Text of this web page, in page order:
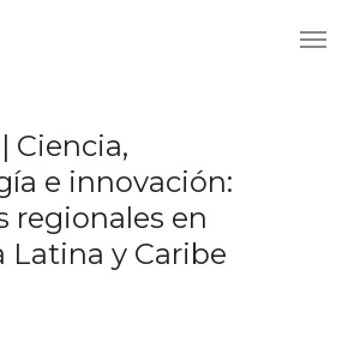
Ciencia,
e innovación:
regionales en
Latina y Caribe